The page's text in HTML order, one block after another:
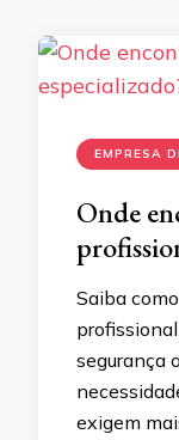
EMPRESA
Onde
Saiba
segurança
exigem